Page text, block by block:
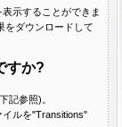
示することができま
をダウンロードして
すか?
記参照)。
ルを"Transitions"